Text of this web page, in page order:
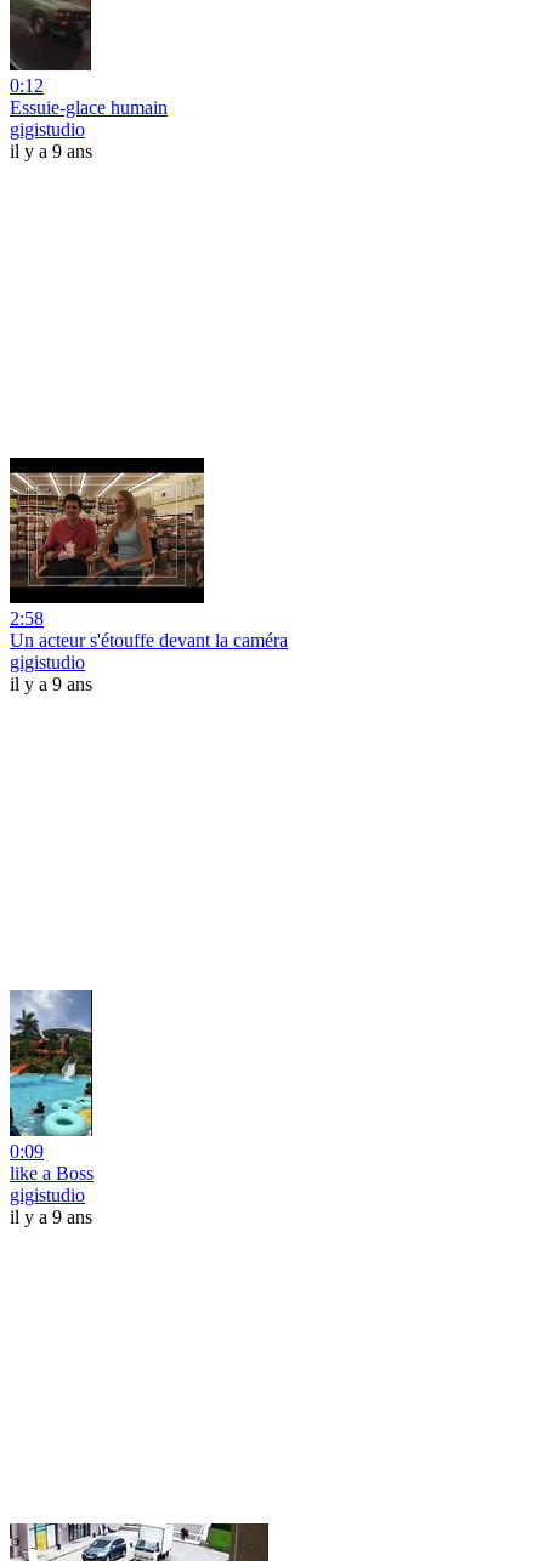
0:12
Essuie-glace humain
gigistudio
il y a 9 ans
2:58
Un acteur s'étouffe devant la caméra
gigistudio
il y a 9 ans
0:09
like a Boss
gigistudio
il y a 9 ans